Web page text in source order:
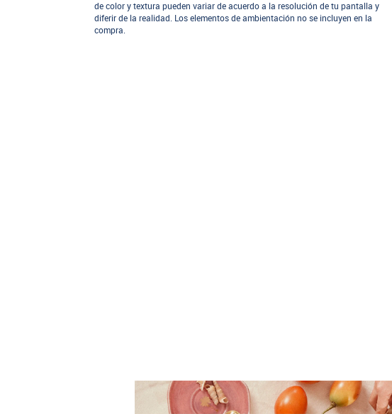
de color y textura pueden variar de acuerdo a la resolución de tu pantalla y
diferir de la realidad. Los elementos de ambientación no se incluyen en la
compra.